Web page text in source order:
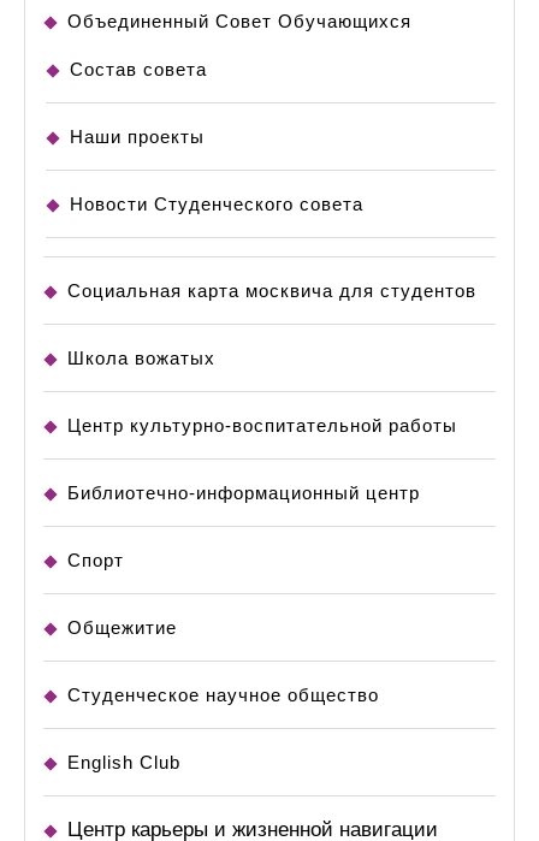
Объединенный Совет Обучающихся
Состав совета
Наши проекты
Новости Студенческого совета
Социальная карта москвича для студентов
Школа вожатых
Центр культурно-воспитательной работы
Библиотечно-информационный центр
Спорт
Общежитие
Студенческое научное общество
English Club
Центр карьеры и жизненной навигации